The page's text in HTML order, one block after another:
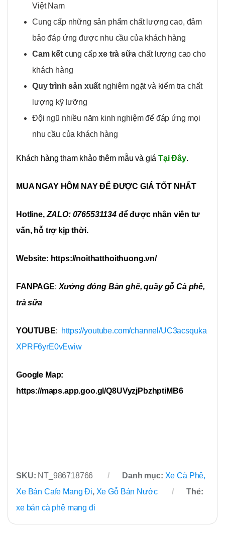
Việt Nam
Cung cấp những sản phẩm chất lượng cao, đảm
bảo đáp ứng được nhu cầu của khách hàng
Cam kếtcung cấpxe trà sữachất lượng cao cho
khách hàng
Quy trình sản xuất nghiêm ngặt và kiểm tra chất
lượng kỹ lưỡng
Đội ngũ nhiều năm kinh nghiệm để đáp ứng mọi
nhu cầu của khách hàng
Khách hàng tham khảo thêm mẫu và giáTại Đây.
MUA NGAY HÔM NAY ĐỂ ĐƯỢC GIÁ TỐT NHẤT
Hotline, ZALO: 0765531134 để được nhân viên tư
vấn, hỗ trợ kịp thời.
Website: https://noithatthoithuong.vn/
FANPAGE: Xưởng đóng Bàn ghế, quầy gỗ Cà phê,
trà sữa
YOUTUBE: https://youtube.com/channel/UC3acsquka
XPRF6yrE0vEwiw
Google Map:
https://maps.app.goo.gl/Q8UVyzjPbzhptiMB6
SKU: NT_986718766 Danh mục: Xe Cà Phê,
Xe Bán Cafe Mang Đi, Xe Gỗ Bán Nước
Thẻ:
xe bán cà phê mang đi